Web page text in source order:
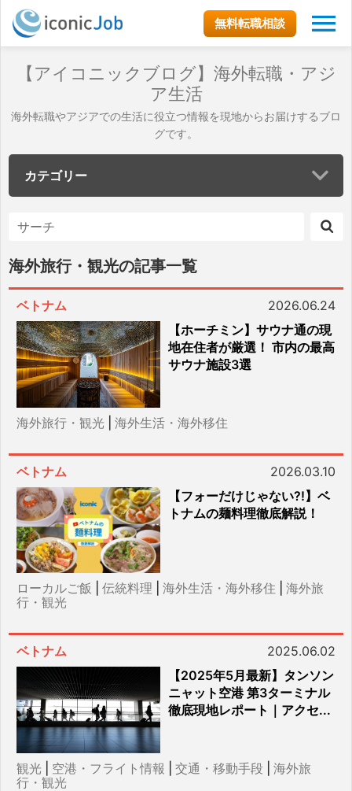
無料転職相談
【アイコニックブログ】海外転職・アジ
ア生活
海外転職やアジアでの生活に役立つ情報を現地からお届けするブロ
グです。
カテゴリー
海外旅行・観光の記事一覧
ベトナム
2026.06.24
【ホーチミン】サウナ通の現
地在住者が厳選！ 市内の最高
サウナ施設3選
海外旅行・観光 海外生活・海外移住
ベトナム
2026.03.10
【フォーだけじゃない?!】ベ
トナムの麺料理徹底解説！
ローカルご飯 伝統料理 海外生活・海外移住
海外旅
行・観光
ベトナム
2025.06.02
【2025年5月最新】タンソン
ニャット空港 第3ターミナル
徹底現地レポート｜アクセ...
観光 空港・フライト情報 交通・移動手段
海外旅
行・観光